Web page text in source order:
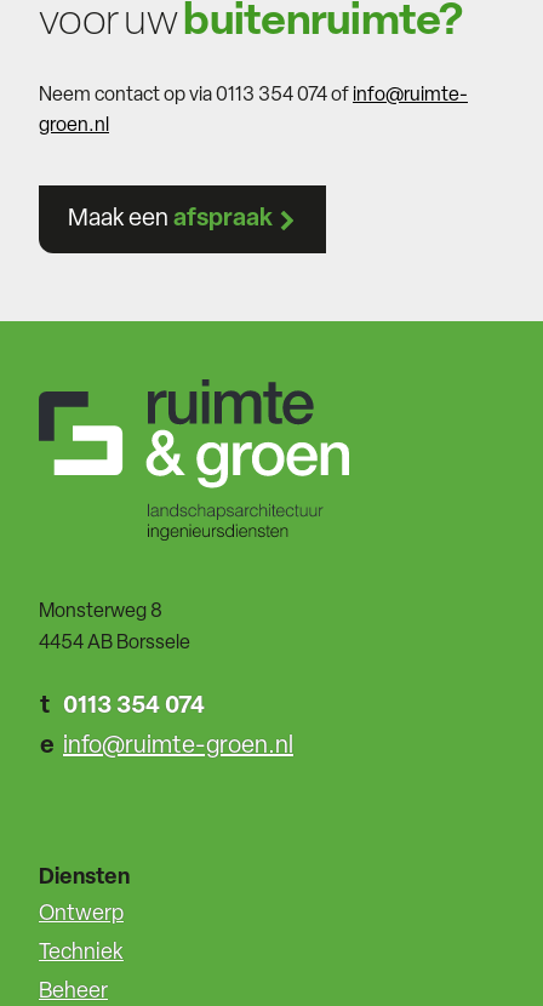
voor uwbuitenruimte?
Neem contact op via 0113 354 074 of info@ruimte-
groen.nl
Maak een afspraak
Monsterweg 8
4454 AB Borssele
t 0113 354 074
e info@ruimte-groen.nl
Diensten
Ontwerp
Techniek
Beheer